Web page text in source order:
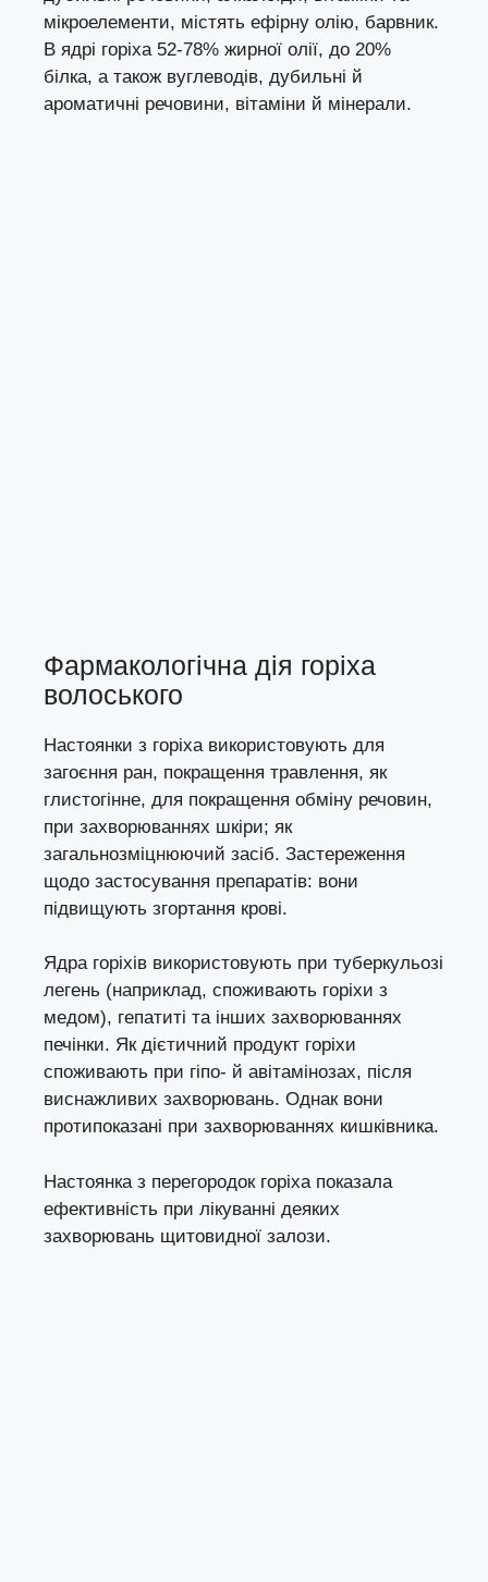
мікроелементи, містять ефірну олію, барвник.
В ядрі горіха 52-78% жирної олії, до 20%
білка, а також вуглеводів, дубильні й
ароматичні речовини, вітаміни й мінерали.
Фармакологічна дія горіха
волоського
Настоянки з горіха використовують для
загоєння ран, покращення травлення, як
глистогінне, для покращення обміну речовин,
при захворюваннях шкіри; як
загальнозміцнюючий засіб. Застереження
щодо застосування препаратів: вони
підвищують згортання крові.
Ядра горіхів використовують при туберкульозі
легень (наприклад, споживають горіхи з
медом), гепатиті та інших захворюваннях
печінки. Як дієтичний продукт горіхи
споживають при гіпо- й авітамінозах, після
виснажливих захворювань. Однак вони
протипоказані при захворюваннях кишківника.
Настоянка з перегородок горіха показала
ефективність при лікуванні деяких
захворювань щитовидної залози.